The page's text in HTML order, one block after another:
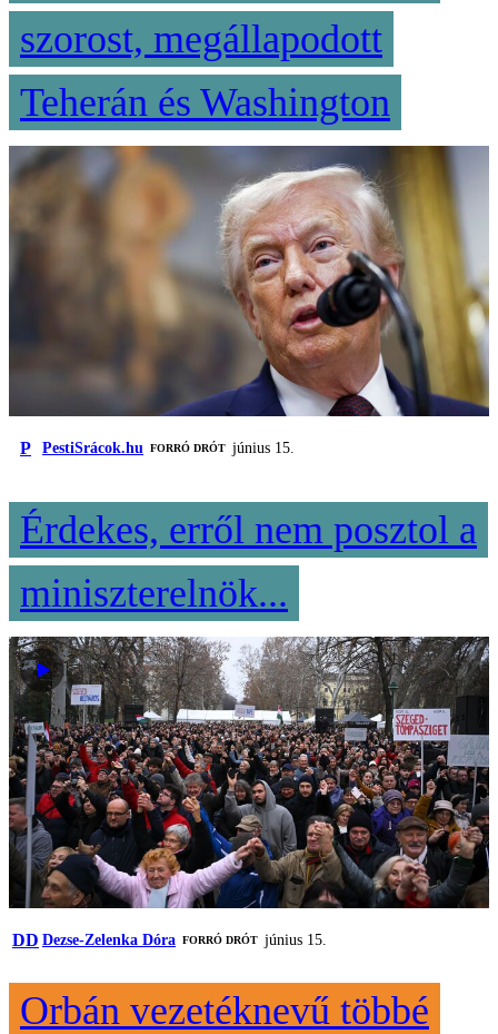
szorost, megállapodott
Teherán és Washington
P PestiSrácok.hu FORRÓ DRÓT június 15.
Érdekes, erről nem posztol a
miniszterelnök...
DD Dezse-Zelenka Dóra FORRÓ DRÓT június 15.
Orbán vezetéknevű többé